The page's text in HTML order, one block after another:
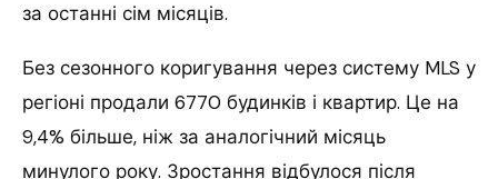
за останні сім місяців.
Без сезонного коригування через систему MLS у
регіоні продали 6770 будинків і квартир. Це на
9,4% більше, ніж за аналогічний місяць
минулого року. Зростання відбулося після